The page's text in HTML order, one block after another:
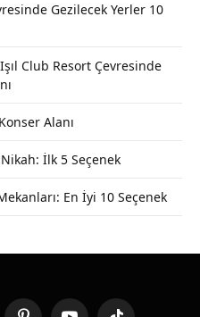
Gezilecek Yerler 10
Club Resort Çevresinde
Alanı
İlk 5 Seçenek
En İyi 10 Seçenek